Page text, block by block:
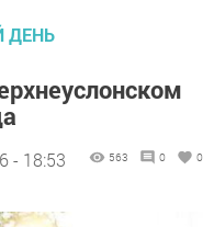
ДЕНЬ
- 18:53 563 0 0